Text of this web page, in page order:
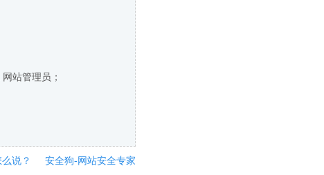
站管理员；
说？ 安全狗-网站安全专家